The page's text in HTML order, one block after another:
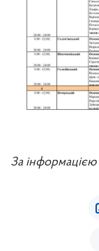
За інформацією